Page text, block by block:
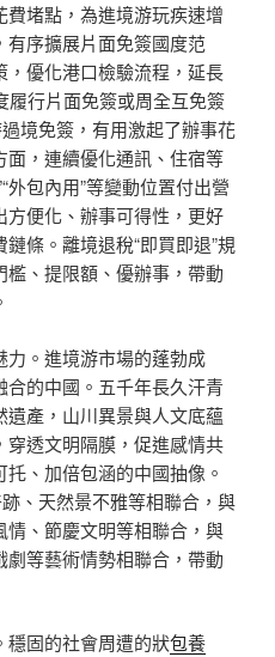
堵點，為進境游玩疾速增
序擴展片面免簽國度范
優化港口檢驗流程，延長
履行片面免簽或周全互免簽
境免簽，有用激起了辦事花
面，連續優化通訊、住宿等
外包內用”等變動位置付出營
便化、辦事可得性，更好
條。離境退稅“即買即退”規
、提限額、優辦事，帶動
力。進境游市場的蓬勃成
的中國。五千年長久汗青
產，山川異景與人文底蘊
穿透文明隔膜，促進感情共
、加倍包涵的中國抽像。
、天然景不雅等相聯合，與
、節慶文明等相聯合，與
等藝術情勢相聯合，帶動
穩固的社會周遭的狀包養